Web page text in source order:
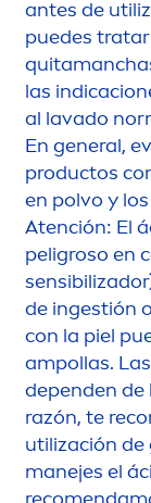
antes de
puedes
las
al lavado
En general,
productos
en polvo y
Atención: El
peligroso en
de ingestión
con la piel
ampollas.
dependen de
razón, te reco
utilización de
manejes el